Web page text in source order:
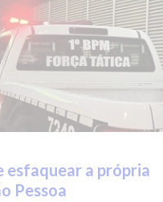
esfaquear a própria
Pessoa